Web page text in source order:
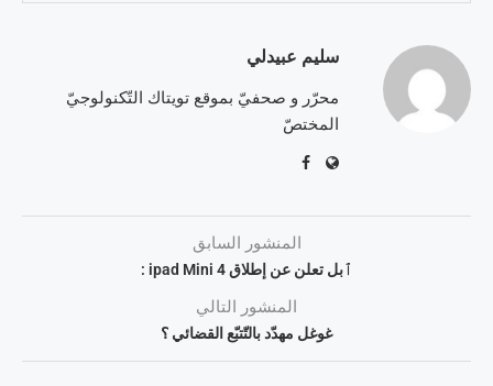
سليم عبيدلي
محرّر و صحفيّ بموقع تويتاك التّكنولوجيّ
المختصّ
المنشور السابق
ٱبل تعلن عن إطلاق ipad Mini 4 :
المنشور التالي
غوغل مهدّد بالتّتبّع القضائي ؟